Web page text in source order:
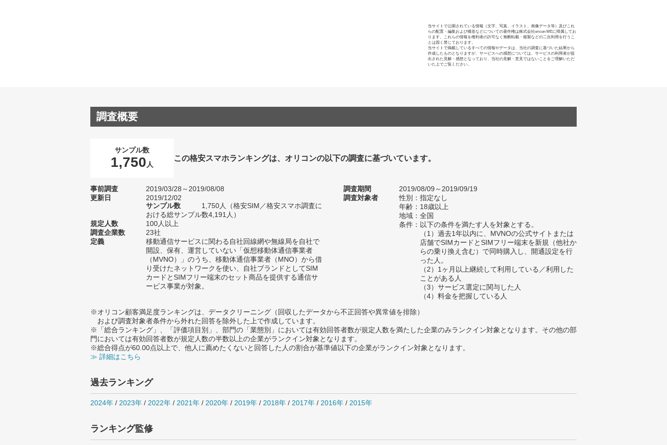
当サイトで公開されている情報（文字、写真、イラスト、画像データ等）及びこれ
らの配置・編集および構造などについての著作権は株式会社oricon MEに帰属してお
ります。これらの情報を権利者の許可なく無断転載・複製などの二次利用を行うこ
とは固く禁じております。
当サイトで掲載しているすべての情報やデータは、当社の調査に基づいた結果から
作成したものとなりますが、サービスへの感想については、サービスの利用者が提
出された見解・感想となっており、当社の見解・意見ではないことをご理解いただ
いた上でご覧ください。
調査概要
サンプル数
1,750 人
この格安スマホランキングは、オリコンの以下の調査に基づいています。
事前調査
2019/03/28～2019/08/08
更新日
2019/12/02
サンプル数
1,750人（格安SIM／格安スマホ調査に
おける総サンプル数4,191人）
規定人数
100人以上
調査企業数
23社
定義
移動通信サービスに関わる自社回線網や無線局を自社で
開設、保有、運営していない「仮想移動体通信事業者
（MVNO）」のうち、移動体通信事業者（MNO）から借
り受けたネットワークを使い、自社ブランドとしてSIM
カードとSIMフリー端末のセット商品を提供する通信サ
ービス事業が対象。
調査期間
2019/08/09～2019/09/19
調査対象者
性別：指定なし
年齢：18歳以上
地域：全国
条件：以下の条件を満たす人を対象とする。
（1）過去1年以内に、MVNOの公式サイトまたは
店舗でSIMカードとSIMフリー端末を新規（他社か
らの乗り換え含む）で同時購入し、開通設定を行
った人。
（2）1ヶ月以上継続して利用している／利用した
ことがある人
（3）サービス選定に関与した人
（4）料金を把握している人
※オリコン顧客満足度ランキングは、データクリーニング（回収したデータから不正回答や異常値を排除）
および調査対象者条件から外れた回答を除外した上で作成しています。
※「総合ランキング」、「評価項目別」、部門の「業態別」においては有効回答者数が規定人数を満たした企業のみランクイン対象となります。その他の部
門においては有効回答者数が規定人数の半数以上の企業がランクイン対象となります。
※総合得点が60.00点以上で、他人に薦めたくないと回答した人の割合が基準値以下の企業がランクイン対象となります。
≫ 詳細はこちら
過去ランキング
2024年 / 2023年 / 2022年 / 2021年 / 2020年 / 2019年 / 2018年 / 2017年 / 2016年 / 2015年
ランキング監修